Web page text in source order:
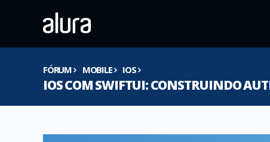
FÓRUM MOBILE IOS
IOS COM SWIFTUI: CONSTRUINDO